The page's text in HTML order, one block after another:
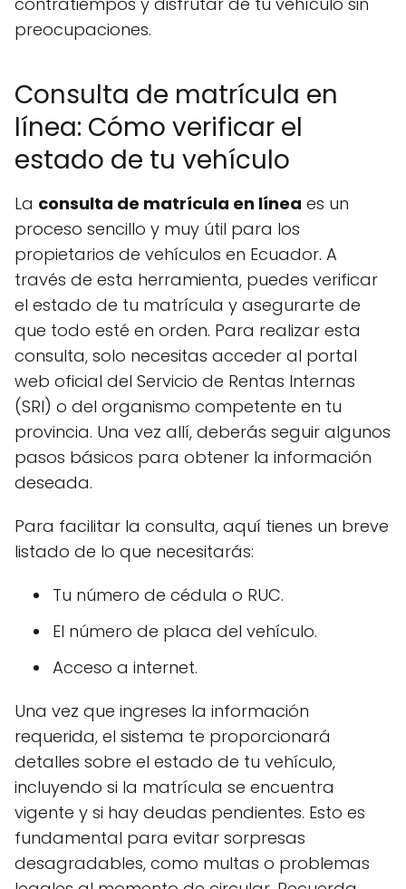
preocupaciones.
Consulta de matrícula en
línea: Cómo verificar el
estado de tu vehículo
La consulta de matrícula en línea es un
proceso sencillo y muy útil para los
propietarios de vehículos en Ecuador. A
través de esta herramienta, puedes verificar
el estado de tu matrícula y asegurarte de
que todo esté en orden. Para realizar esta
consulta, solo necesitas acceder al portal
web oficial del Servicio de Rentas Internas
(SRI) o del organismo competente en tu
provincia. Una vez allí, deberás seguir algunos
pasos básicos para obtener la información
deseada.
Para facilitar la consulta, aquí tienes un breve
listado de lo que necesitarás:
Tu número de cédula o RUC.
El número de placa del vehículo.
Acceso a internet.
Una vez que ingreses la información
requerida, el sistema te proporcionará
detalles sobre el estado de tu vehículo,
incluyendo si la matrícula se encuentra
vigente y si hay deudas pendientes. Esto es
fundamental para evitar sorpresas
desagradables, como multas o problemas